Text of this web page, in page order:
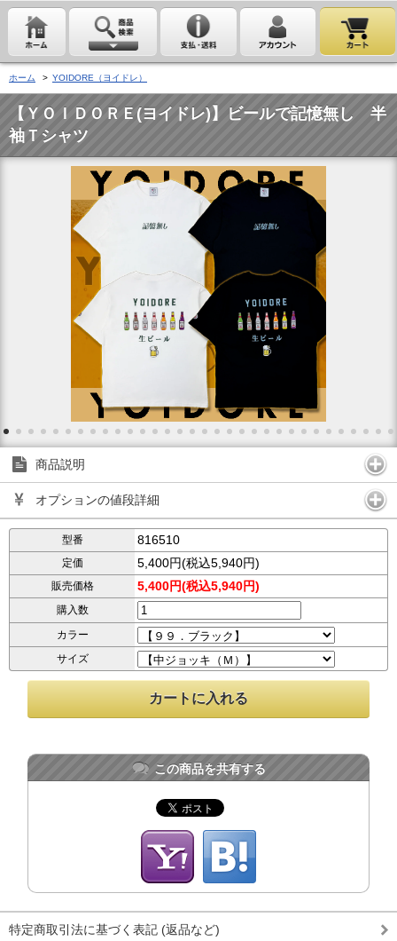
ホーム > YOIDORE（ヨイドレ）
【ＹＯＩＤＯＲＥ(ヨイドレ)】ビールで記憶無し 半
袖Ｔシャツ
商品説明
オプションの値段詳細
型番 816510
定価 5,400円(税込5,940円)
販売価格 5,400円(税込5,940円)
購入数
カラー
サイズ
この商品を共有する
特定商取引法に基づく表記 (返品など)